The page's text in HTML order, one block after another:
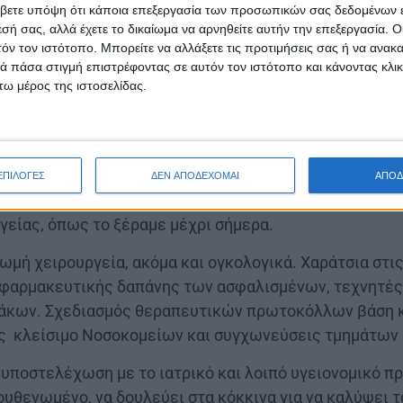
υπόψη ότι κάποια επεξεργασία των προσωπικών σας δεδομένων
σας, αλλά έχετε το δικαίωμα να αρνηθείτε αυτήν την επεξεργασία.
τον ιστότοπο. Μπορείτε να αλλάξετε τις προτιμήσεις σας ή να
στιγμή επιστρέφοντας σε αυτόν τον ιστότοπο και κάνοντας
μέρος της ιστοσελίδας.
ΔΕΝ ΑΠΟΔΕΧΟΜΑΙ
της Βάνας Πατρινού
έμπορο Υγείας, η ΝΔ προωθεί τα σχέδια για την
καιρό και που η πανδημία καθυστέρησε μεν την
στην κυβέρνηση για να αρχίσει να ξηλώνει το
όπως το ξέραμε μέχρι σήμερα.
χειρουργεία, ακόμα και ογκολογικά. Χαράτσια
δαπάνης των ασφαλισμένων, τεχνητές
Σχεδιασμός θεραπευτικών πρωτοκόλλων βάση
Νοσοκομείων και συγχωνεύσεις τμημάτων
με το ιατρικό και λοιπό υγειονομικό
να δουλεύει στα κόκκινα για να καλύψει